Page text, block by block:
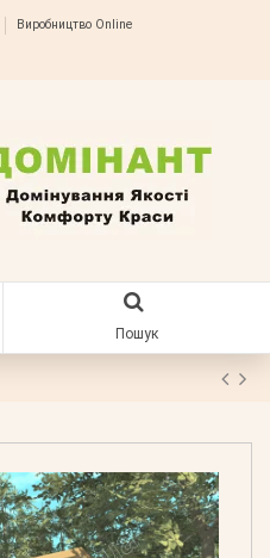
Виробництво Online
Пошук